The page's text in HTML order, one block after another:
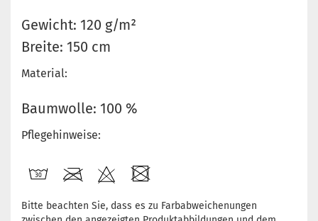
Gewicht: 120 g/m²
Breite: 150 cm
Material:
Baumwolle: 100 %
Pflegehinweise:
Bitte beachten Sie, dass es zu Farbabweichenungen